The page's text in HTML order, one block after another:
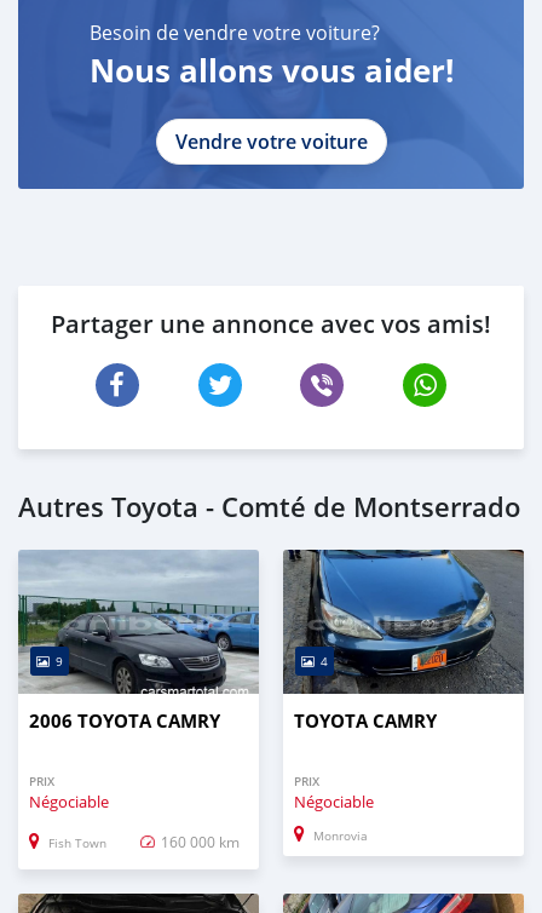
Besoin de vendre votre voiture?
Nous allons vous aider!
Vendre votre voiture
Partager une annonce avec vos amis!
Autres Toyota - Comté de Montserrado
9
2006 TOYOTA CAMRY
PRIX
Négociable
Fish Town 160 000 km
4
TOYOTA CAMRY
PRIX
Négociable
Monrovia